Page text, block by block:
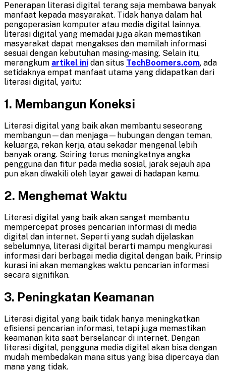
Penerapan literasi digital terang saja membawa banyak
manfaat kepada masyarakat. Tidak hanya dalam hal
pengoperasian komputer atau media digital lainnya,
literasi digital yang memadai juga akan memastikan
masyarakat dapat mengakses dan memilah informasi
sesuai dengan kebutuhan masing-masing. Selain itu,
merangkum artikel ini dan situs TechBoomers.com, ada
setidaknya empat manfaat utama yang didapatkan dari
literasi digital, yaitu:
1. Membangun Koneksi
Literasi digital yang baik akan membantu seseorang
membangun—dan menjaga—hubungan dengan teman,
keluarga, rekan kerja, atau sekadar mengenal lebih
banyak orang. Seiring terus meningkatnya angka
pengguna dan fitur pada media sosial, jarak sejauh apa
pun akan diwakili oleh layar gawai di hadapan kamu.
2. Menghemat Waktu
Literasi digital yang baik akan sangat membantu
mempercepat proses pencarian informasi di media
digital dan internet. Seperti yang sudah dijelaskan
sebelumnya, literasi digital berarti mampu mengkurasi
informasi dari berbagai media digital dengan baik. Prinsip
kurasi ini akan memangkas waktu pencarian informasi
secara signifikan.
3. Peningkatan Keamanan
Literasi digital yang baik tidak hanya meningkatkan
efisiensi pencarian informasi, tetapi juga memastikan
keamanan kita saat berselancar di internet. Dengan
literasi digital, pengguna media digital akan bisa dengan
mudah membedakan mana situs yang bisa dipercaya dan
mana yang tidak.